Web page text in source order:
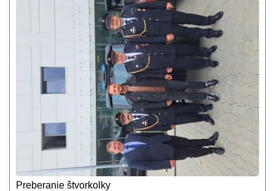
Preberanie štvorkolky